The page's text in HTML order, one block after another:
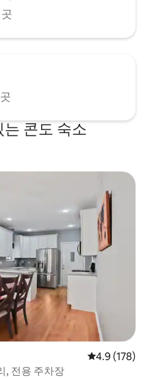
콘도 숙소
평점 4.9점(5
4.9 (178)
, 전용 주차장